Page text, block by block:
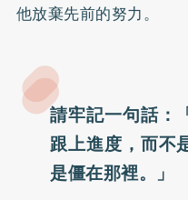
他放棄先前的努力。
請牢記一句話：
跟上進度，而不
是僵在那裡。」